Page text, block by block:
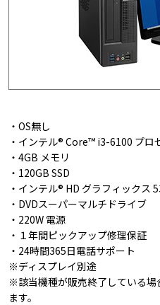
・OS無し
・インテル® Core™ i3-6100 プロ
・4GB メモリ
・120GB SSD
・インテル® HD グラフィックス
・DVDスーパーマルチドライブ
・220W 電源
・１年間ピックアップ修理保証
・24時間365日電話サポート
※ディスプレイ別途
※該当機種が販売終了している場
ます。